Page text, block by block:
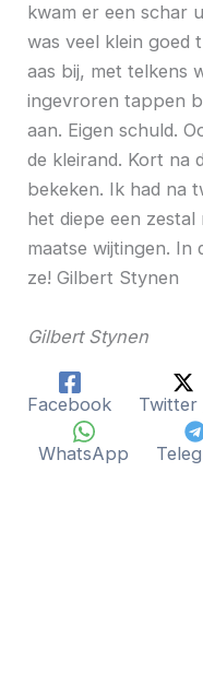
kwam er een schar
was veel klein goed
aas bij, met telkens
ingevroren tappen
aan. Eigen schuld.
de kleirand. Kort na
bekeken. Ik had na
het diepe een
maatse wijtingen. In
ze! Gilbert Stynen
Gilbert Stynen
Facebook Twitter
WhatsApp